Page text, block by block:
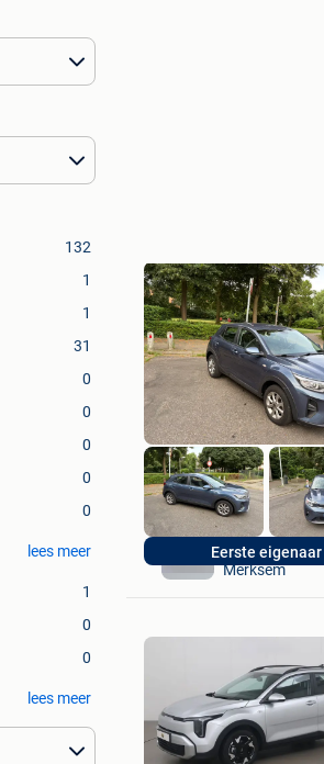
132
1
1
31
0
0
0
0
0
lees meer
1
0
0
lees meer
Eerste eigenaar
A.B.L
Merksem